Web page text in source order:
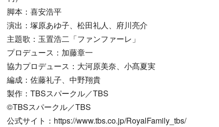
脚本：喜安浩平
演出：塚原あゆ子、松田礼人、府川亮介
主題歌：玉置浩二「ファンファーレ」
プロデュース：加藤章一
協力プロデュース：大河原美奈、小髙夏実
編成：佐藤礼子、中野翔貴
製作：TBSスパークル／TBS
©TBSスパークル／TBS
公式サイト：https://www.tbs.co.jp/RoyalFamily_tbs/